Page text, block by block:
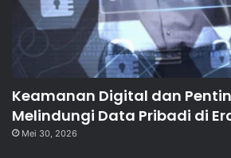
Keamanan Digital dan
Melindungi Data Pribadi di
Mei 30, 2026